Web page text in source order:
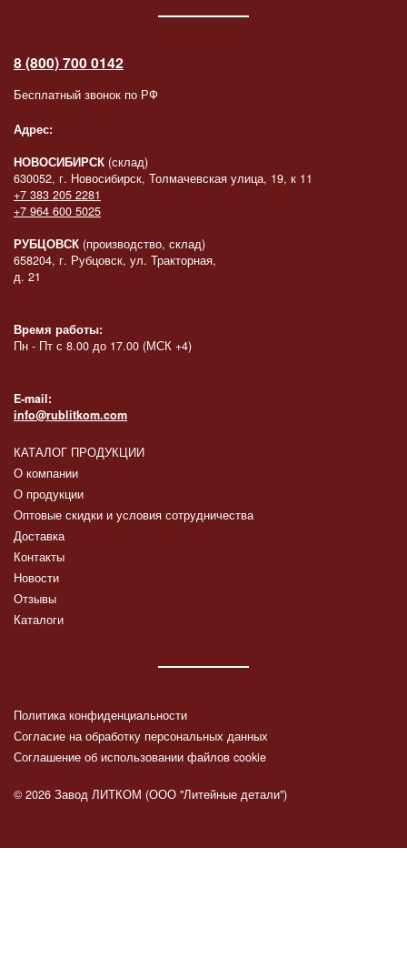
8 (800) 700 0142
Бесплатный звонок по РФ
Адрес:
НОВОСИБИРСК (склад)
630052, г. Новосибирск, Толмачевская улица, 19, к 11
+7 383 205 2281
+7 964 600 5025
РУБЦОВСК (производство, склад)
658204, г. Рубцовск, ул. Тракторная,
д. 21
Время работы:
Пн - Пт с 8.00 до 17.00 (МСК +4)
E-mail:
info@rublitkom.com
КАТАЛОГ ПРОДУКЦИИ
О компании
О продукции
Оптовые скидки и условия сотрудничества
Доставка
Контакты
Новости
Отзывы
Каталоги
Политика конфиденциальности
Согласие на обработку персональных данных
Соглашение об использовании файлов cookie
© 2026 Завод ЛИТКОМ (ООО "Литейные детали")